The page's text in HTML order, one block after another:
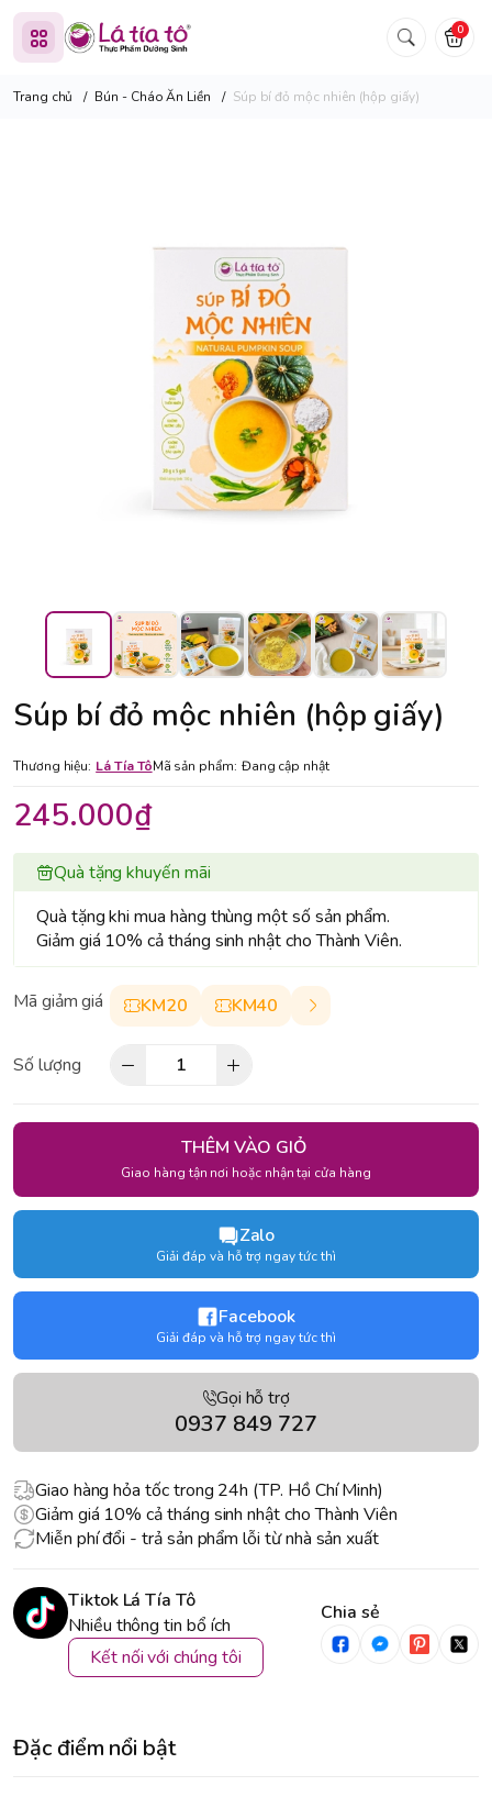
0
Trang chủ / Bún - Cháo Ăn Liền / Súp bí đỏ mộc nhiên (hộp giấy)
Súp bí đỏ mộc nhiên (hộp giấy)
Thương hiệu: Lá Tía TôMã sản phẩm: Đang cập nhật
245.000₫
Quà tặng khuyến mãi
Quà tặng khi mua hàng thùng một số sản phẩm.
Giảm giá 10% cả tháng sinh nhật cho Thành Viên.
Mã giảm giá KM20 KM40
Số lượng
THÊM VÀO GIỎ
Giao hàng tận nơi hoặc nhận tại cửa hàng
Zalo
Giải đáp và hỗ trợ ngay tức thì
Facebook
Giải đáp và hỗ trợ ngay tức thì
Gọi hỗ trợ
0937 849 727
Giao hàng hỏa tốc trong 24h (TP. Hồ Chí Minh)
Giảm giá 10% cả tháng sinh nhật cho Thành Viên
Miễn phí đổi - trả sản phẩm lỗi từ nhà sản xuất
Tiktok Lá Tía Tô
Nhiều thông tin bổ ích
Kết nối với chúng tôi
Chia sẻ
Đặc điểm nổi bật